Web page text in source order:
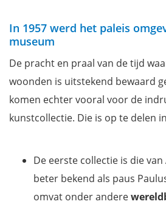
In 1957 werd het paleis
museum
De pracht en praal van de tijd
woonden is uitstekend bewaard
komen echter vooral voor de
kunstcollectie. Die is op te delen
De eerste collectie is die
beter bekend als paus
omvat onder andere